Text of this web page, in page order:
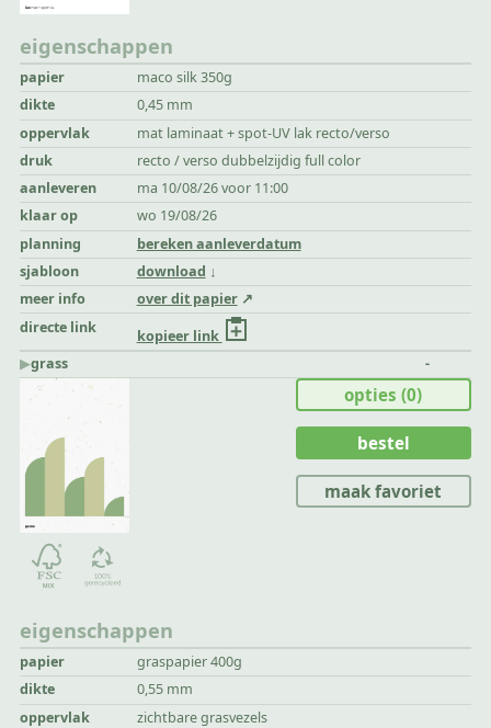
eigenschappen
papier
maco silk 350g
dikte
0,45 mm
oppervlak
mat laminaat + spot-UV lak recto/verso
druk
recto / verso dubbelzijdig full color
aanleveren
ma 10/08/26 voor 11:00
klaar op
wo 19/08/26
planning
bereken aanleverdatum
sjabloon
download
meer info
over dit papier
directe link
kopieer link
▶︎grass -
eigenschappen
papier
graspapier 400g
dikte
0,55 mm
oppervlak
zichtbare grasvezels
opties(0)
bestel
maak favoriet